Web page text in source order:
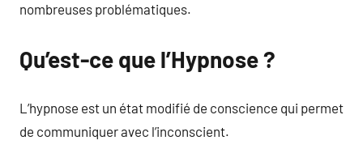
nombreuses problématiques.
Qu’est-ce que l’Hypnose ?
L’hypnose est un état modifié de conscience qui permet
de communiquer avec l’inconscient.